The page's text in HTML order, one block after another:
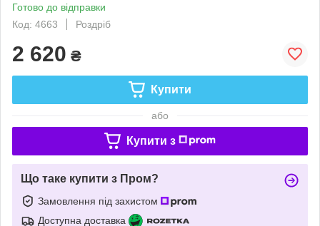
Готово до відправки
Код: 4663
Роздріб
2 620 ₴
Купити
або
Купити з
Що таке купити з Пром?
Замовлення під захистом
Доступна доставка